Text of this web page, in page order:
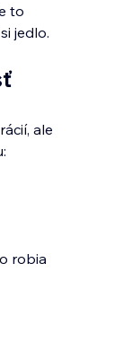
to
jedlo.
ale
robia